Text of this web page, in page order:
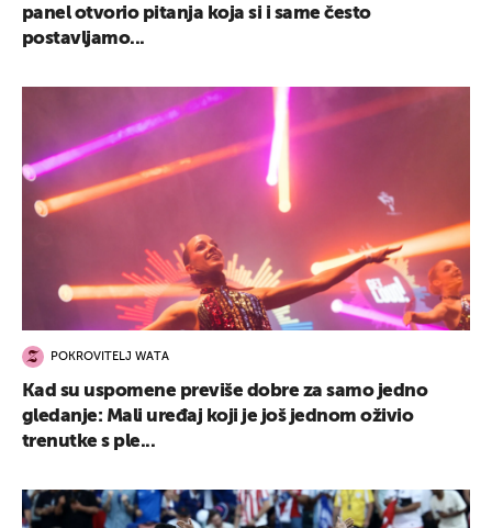
panel otvorio pitanja koja si i same često
postavljamo...
POKROVITELJ WATA
Kad su uspomene previše dobre za samo jedno
gledanje: Mali uređaj koji je još jednom oživio
trenutke s ple...